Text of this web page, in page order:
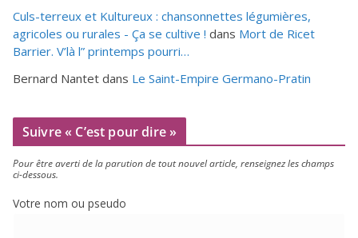
Culs-terreux et Kultureux : chansonnettes légumières,
agricoles ou rurales - Ça se cultive ! dans Mort de Ricet
Barrier. V’là l” printemps pourri…
Bernard Nantet dans Le Saint-Empire Germano-Pratin
Suivre « C’est pour dire »
Pour être aver­ti de la paru­tion de tout nou­vel article, ren­sei­gnez les champs
ci-dessous.
Votre nom ou pseudo